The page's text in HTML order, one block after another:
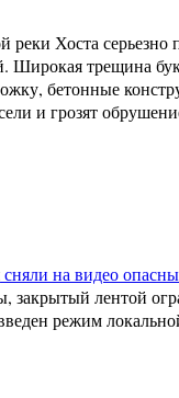
реки Хоста серьезно
Широкая трещина
бетонные
и грозят
сняли на видео
закрытый лентой
режим